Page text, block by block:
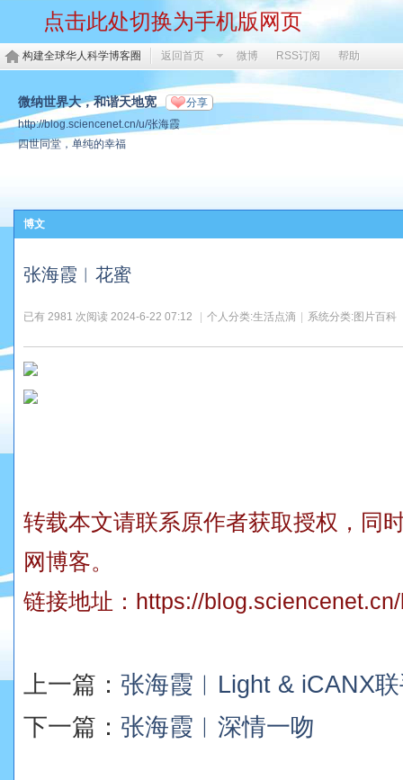
点击此处切换为手机版网页
构建全球华人科学博客圈 返回首页 微博 RSS订阅 帮助
微纳世界大，和谐天地宽 分享
http://blog.sciencenet.cn/u/张海霞
四世同堂，单纯的幸福
博文
张海霞︱花蜜
已有 2981 次阅读 2024-6-22 07:12 个人分类:生活点滴 系统分类:图片百科
转载本文请联系原作者获取授权，同
网博客。
链接地址： https://
上一篇： 张海霞︱Light & iCANX
下一篇： 张海霞︱深情一吻